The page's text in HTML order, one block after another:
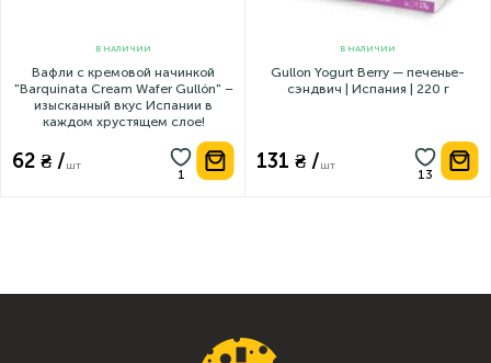
В НАЛИЧИИ
Вафли с кремовой начинкой
"Barquinata Cream Wafer Gullón" –
изысканный вкус Испании в
каждом хрустящем слое!
62 ₴ /шт
В НАЛИЧИИ
Gullon Yogurt Berry — печенье-
сэндвич | Испания | 220 г
131 ₴ /шт